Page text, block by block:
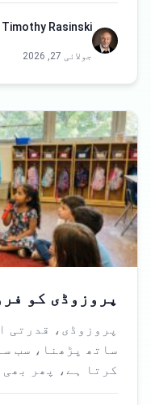
Timothy Rasinski
جولائی 27, 2026
پروزوڈی کو
پروزوڈی، قدرتی
ساتھ پڑھنا، سب
کرتا ہے، پھر بھی